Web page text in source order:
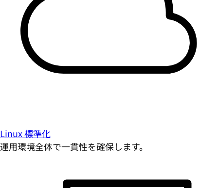
Linux 標準化
運用環境全体で一貫性を確保します。